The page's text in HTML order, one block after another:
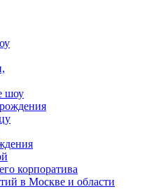
шоу
корпоратива
в Москве и области